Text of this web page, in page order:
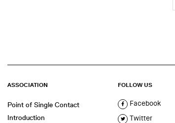
ASSOCIATION
Point of Single Contact
Introduction
FOLLOW US
Facebook
Twitter